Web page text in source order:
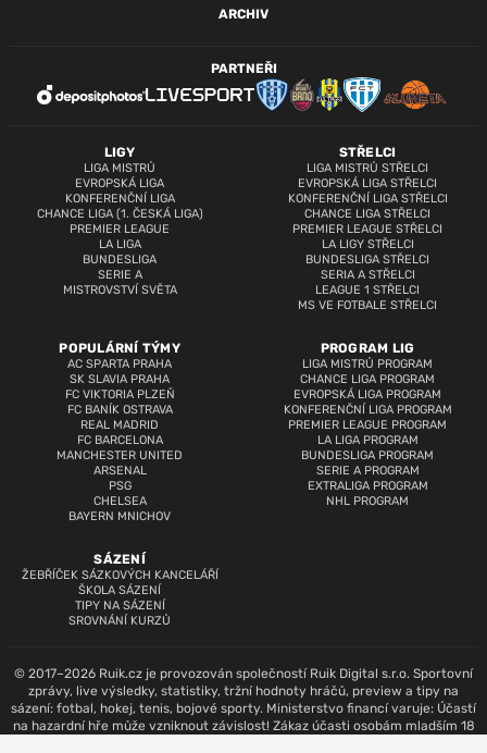
ARCHIV
LIGY
LIGA MISTRŮ
EVROPSKÁ LIGA
KONFERENČNÍ LIGA
CHANCE LIGA (1. ČESKÁ LIGA)
PREMIER LEAGUE
LA LIGA
BUNDESLIGA
SERIE A
MISTROVSTVÍ SVĚTA
STŘELCI
LIGA MISTRŮ STŘELCI
EVROPSKÁ LIGA STŘELCI
KONFERENČNÍ LIGA STŘELCI
CHANCE LIGA STŘELCI
PREMIER LEAGUE STŘELCI
LA LIGY STŘELCI
BUNDESLIGA STŘELCI
SERIA A STŘELCI
LEAGUE 1 STŘELCI
MS VE FOTBALE STŘELCI
POPULÁRNÍ TÝMY
AC SPARTA PRAHA
SK SLAVIA PRAHA
FC VIKTORIA PLZEŇ
FC BANÍK OSTRAVA
REAL MADRID
FC BARCELONA
MANCHESTER UNITED
ARSENAL
PSG
CHELSEA
BAYERN MNICHOV
PROGRAM LIG
LIGA MISTRŮ PROGRAM
CHANCE LIGA PROGRAM
EVROPSKÁ LIGA PROGRAM
KONFERENČNÍ LIGA PROGRAM
PREMIER LEAGUE PROGRAM
LA LIGA PROGRAM
BUNDESLIGA PROGRAM
SERIE A PROGRAM
EXTRALIGA PROGRAM
NHL PROGRAM
SÁZENÍ
ŽEBŘÍČEK SÁZKOVÝCH KANCELÁŘÍ
ŠKOLA SÁZENÍ
TIPY NA SÁZENÍ
SROVNÁNÍ KURZŮ
PARTNEŘI
© 2017–2026 Ruik.cz je provozován společností Ruik Digital s.r.o. Sportovní
zprávy, live výsledky, statistiky, tržní hodnoty hráčů, preview a tipy na
sázení: fotbal, hokej, tenis, bojové sporty. Ministerstvo financí varuje: Účastí
na hazardní hře může vzniknout závislost! Zákaz účasti osobám mladším 18